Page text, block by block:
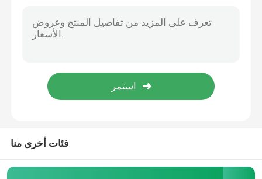
فئات أخرى منا